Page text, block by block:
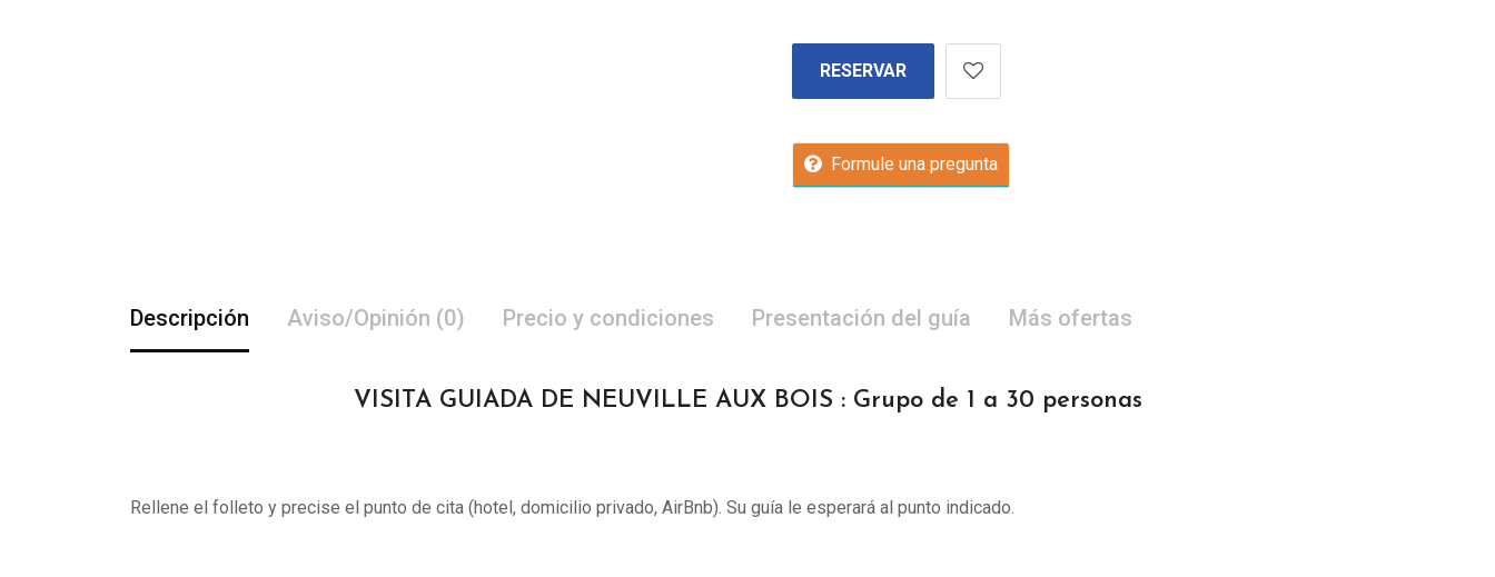
RESERVAR
Formule una pregunta
Descripción Aviso/Opinión (0) Precio y condiciones Presentación del guía Más ofertas
VISITA GUIADA DE NEUVILLE AUX BOIS : Grupo de 1 a 30 personas
Rellene el folleto y precise el punto de cita (hotel, domicilio privado, AirBnb). Su guía le esperará al punto indicado.